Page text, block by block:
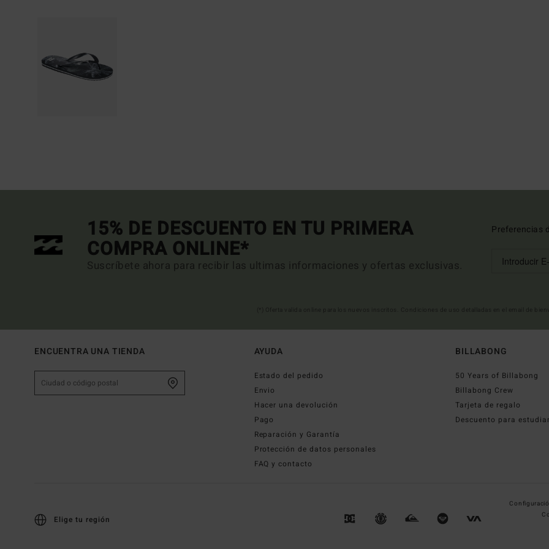
15% DE DESCUENTO EN TU PRIMERA
COMPRA ONLINE*
Suscríbete ahora para recibir las ultimas informaciones y ofertas exclusivas.
Preferencias
ENCUENTRA UNA TIENDA AYUDA
Estado del pedido
Envio
Hacer una devolución
Pago
Reparación y Garantía
Protección de datos personales
FAQ y contacto
BILLABONG
50 Years of Billabong
Billabong Crew
Tarjeta de regalo
Descuento para
Elige tu región